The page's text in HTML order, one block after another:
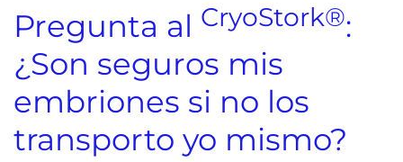
Pregunta al CryoStork®:
¿Son seguros mis
embriones si no los
transporto yo mismo?